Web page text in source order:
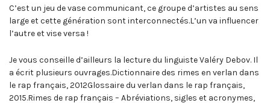
C’est un jeu de vase communicant, ce groupe d’artistes au sens
large et cette génération sont interconnectés.L’un va influencer
l’autre et vise versa !
Je vous conseille d’ailleurs la lecture du linguiste Valéry Debov. Il
a écrit plusieurs ouvrages.Dictionnaire des rimes en verlan dans
le rap français, 2012Glossaire du verlan dans le rap français,
2015.Rimes de rap français – Abréviations, sigles et acronymes,